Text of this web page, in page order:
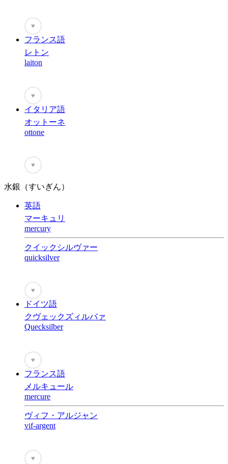
♥
フランス語
レトン
laiton
♥
イタリア語
オットーネ
ottone
♥
水銀（すいぎん）
英語
マーキュリ
mercury
クイックシルヴァー
quicksilver
♥
ドイツ語
クヴェックズィルバァ
Quecksilber
♥
フランス語
メルキュール
mercure
ヴィフ・アルジャン
vif-argent
♥